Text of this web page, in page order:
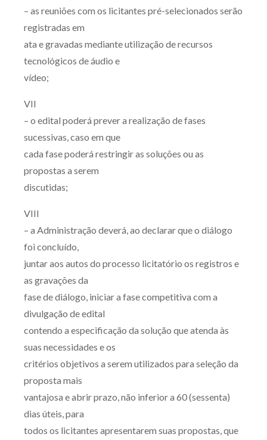
– as reuniões com os licitantes pré-selecionados serão
registradas em
ata e gravadas mediante utilização de recursos
tecnológicos de áudio e
vídeo;
VII
– o edital poderá prever a realização de fases
sucessivas, caso em que
cada fase poderá restringir as soluções ou as
propostas a serem
discutidas;
VIII
– a Administração deverá, ao declarar que o diálogo
foi concluído,
juntar aos autos do processo licitatório os registros e
as gravações da
fase de diálogo, iniciar a fase competitiva com a
divulgação de edital
contendo a especificação da solução que atenda às
suas necessidades e os
critérios objetivos a serem utilizados para seleção da
proposta mais
vantajosa e abrir prazo, não inferior a 60 (sessenta)
dias úteis, para
todos os licitantes apresentarem suas propostas, que